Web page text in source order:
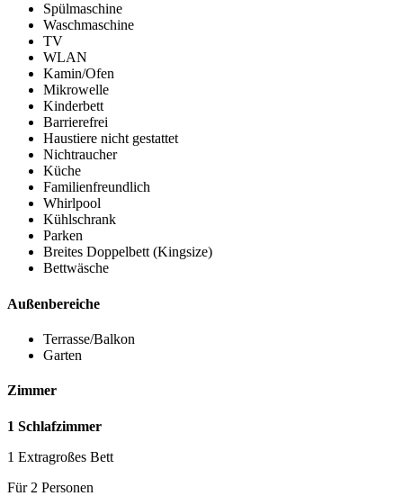
Spülmaschine
Waschmaschine
TV
WLAN
Kamin/Ofen
Mikrowelle
Kinderbett
Barrierefrei
Haustiere nicht gestattet
Nichtraucher
Küche
Familienfreundlich
Whirlpool
Kühlschrank
Parken
Breites Doppelbett (Kingsize)
Bettwäsche
Außenbereiche
Terrasse/Balkon
Garten
Zimmer
1 Schlafzimmer
1 Extragroßes Bett
Für 2 Personen